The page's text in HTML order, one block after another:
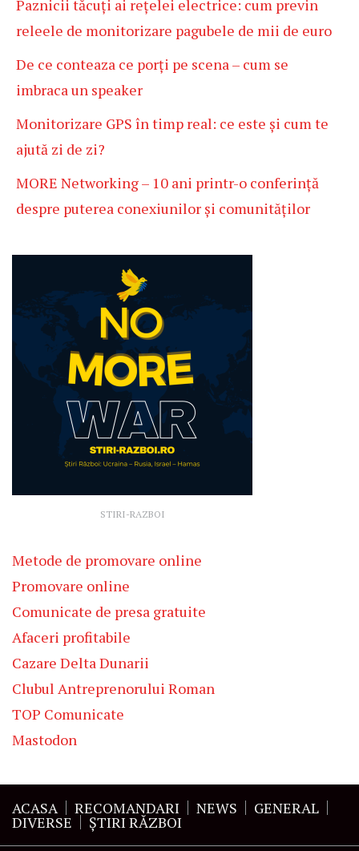
Paznicii tăcuți ai rețelei electrice: cum previn
releele de monitorizare pagubele de mii de euro
De ce conteaza ce porți pe scena – cum se
imbraca un speaker
Monitorizare GPS în timp real: ce este și cum te
ajută zi de zi?
MORE Networking – 10 ani printr-o conferință
despre puterea conexiunilor și comunităților
STIRI-RAZBOI
Metode de promovare online
Promovare online
Comunicate de presa gratuite
Afaceri profitabile
Cazare Delta Dunarii
Clubul Antreprenorului Roman
TOP Comunicate
Mastodon
ACASA RECOMANDARI NEWS GENERAL
DIVERSE ŞTIRI RĂZBOI